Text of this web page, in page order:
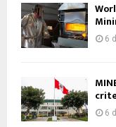
6
6